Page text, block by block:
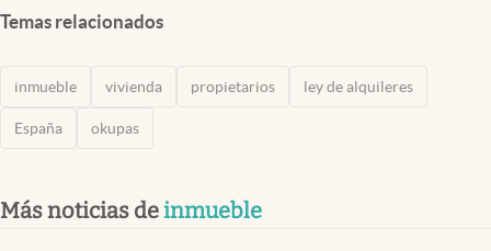
Temas relacionados
inmueble vivienda propietarios ley de alquileres
España okupas
Más noticias deinmueble